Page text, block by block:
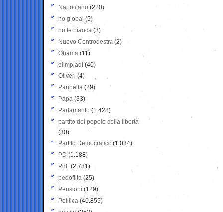
Napolitano (220)
no global (5)
notte bianca (3)
Nuovo Centrodestra (2)
Obama (11)
olimpiadi (40)
Oliveri (4)
Pannella (29)
Papa (33)
Parlamento (1.428)
partito del popolo della libertà
(30)
Partito Democratico (1.034)
PD (1.188)
PdL (2.781)
pedofilia (25)
Pensioni (129)
Politica (40.855)